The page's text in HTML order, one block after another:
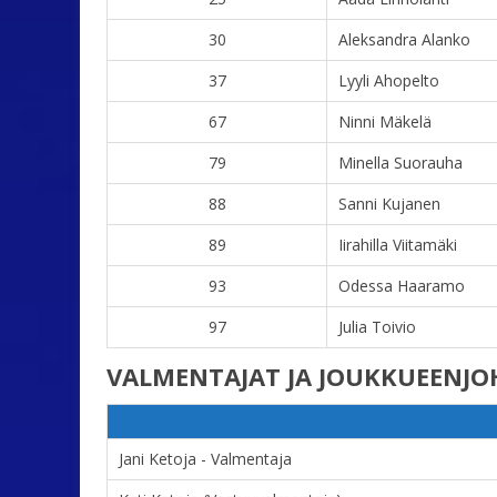
30
Aleksandra Alanko
37
Lyyli Ahopelto
67
Ninni Mäkelä
79
Minella Suorauha
88
Sanni Kujanen
89
Iirahilla Viitamäki
93
Odessa Haaramo
97
Julia Toivio
VALMENTAJAT JA
Jani Ketoja - Valmentaja